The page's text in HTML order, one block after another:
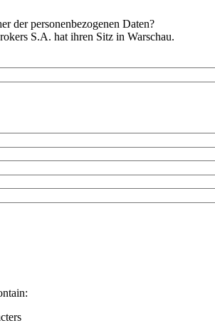
der personenbezogenen Daten?
S.A. hat ihren Sitz in Warschau.